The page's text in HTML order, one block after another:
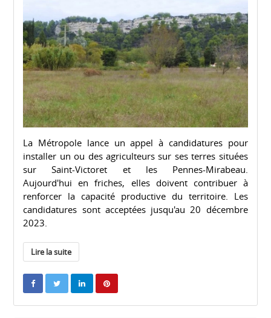
La Métropole lance un appel à candidatures pour
installer un ou des agriculteurs sur ses terres situées
sur Saint-Victoret et les Pennes-Mirabeau.
Aujourd'hui en friches, elles doivent contribuer à
renforcer la capacité productive du territoire. Les
candidatures sont acceptées jusqu'au 20 décembre
2023.
Lire la suite